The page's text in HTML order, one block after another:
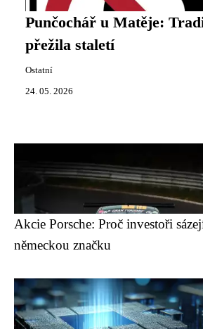
Punčochář u Matěje:
přežila staletí
Ostatní
24. 05. 2026
Akcie Porsche: Proč investoři
německou značku